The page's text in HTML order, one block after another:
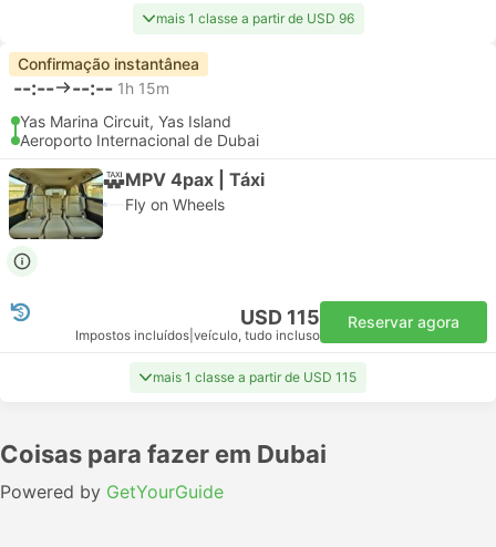
mais 1 classe a partir de USD 96
Confirmação instantânea
--:-- --:-- 1h 15m
Yas Marina Circuit, Yas Island
Aeroporto Internacional de Dubai
MPV 4pax | Táxi
Fly on Wheels
USD 115
Impostos incluídos veículo, tudo incluso
Reservar agora
mais 1 classe a partir de USD 115
Coisas para fazer em Dubai
Powered by GetYourGuide